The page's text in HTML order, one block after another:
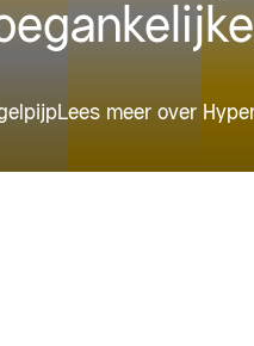
Lees meer over